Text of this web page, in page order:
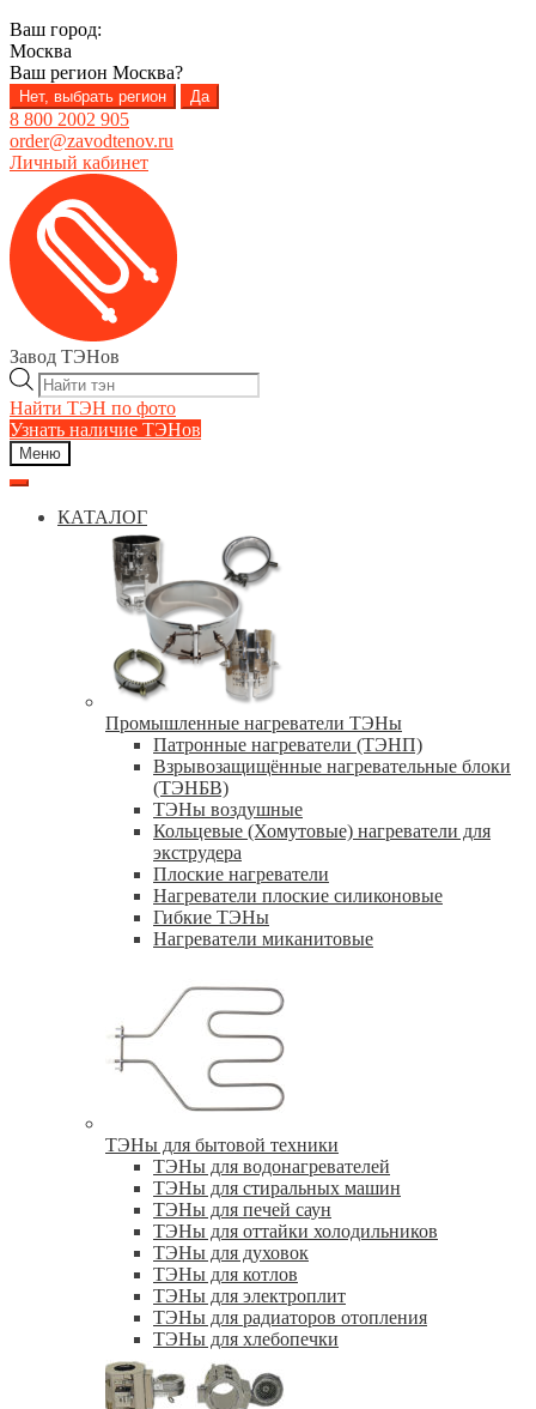
Ваш город:
Москва
Ваш регион Москва?
Нет, выбрать регион Да
8 800 2002 905
order@zavodtenov.ru
Личный кабинет
Перейти
навигации
Перейти
содержимому
Завод ТЭНов
Поиск
товаров
Найти ТЭН по фото
Узнать наличие ТЭНов
Меню
КАТАЛОГ
Промышленные нагреватели ТЭНы
Патронные нагреватели (ТЭНП)
Взрывозащищённые нагревательные блоки
(ТЭНБВ)
ТЭНы воздушные
Кольцевые (Хомутовые) нагреватели для
экструдера
Плоские нагреватели
Нагреватели плоские силиконовые
Гибкие ТЭНы
Нагреватели миканитовые
ТЭНы для бытовой техники
ТЭНы для водонагревателей
ТЭНы для стиральных машин
ТЭНы для печей саун
ТЭНы для оттайки холодильников
ТЭНы для духовок
ТЭНы для котлов
ТЭНы для электроплит
ТЭНы для радиаторов отопления
ТЭНы для хлебопечки